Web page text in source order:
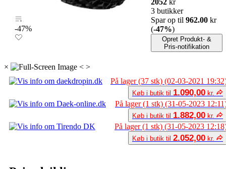
-47%
2052 kr
3 butikker
Spar op til 962.00 kr
(-47%)
Opret Produkt- &
Pris-notifikation
× < >
På lager (37 stk) (02-03-2021
Køb i butik til 1.090,00 kr.
På lager (1 stk) (31-05-2023
Køb i butik til 1.882,00 kr.
På lager (1 stk) (31-05-2023
Køb i butik til 2.052,00 kr.